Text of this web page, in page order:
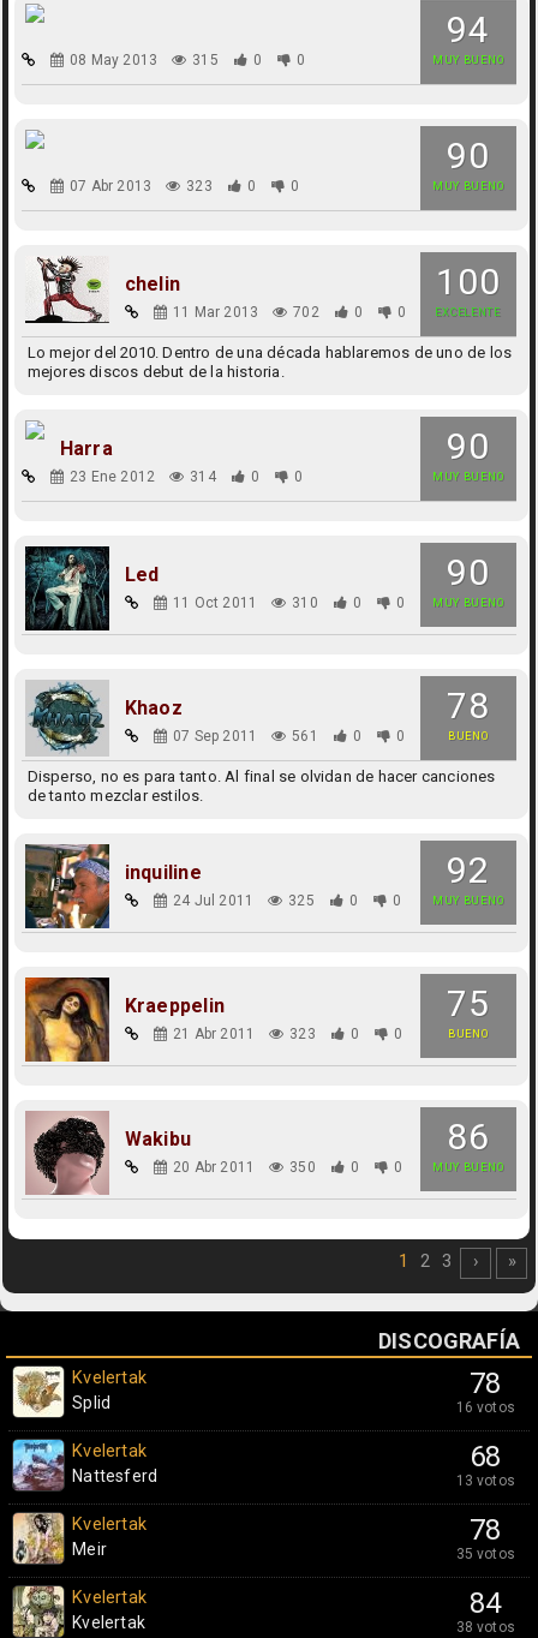
94
MUY BUENO
08 May 2013 315 0 0
90
MUY BUENO
07 Abr 2013 323 0 0
100
EXCELENTE
chelin
11 Mar 2013 702 0 0
Lo mejor del 2010. Dentro de una década hablaremos de uno de los
mejores discos debut de la historia.
90
MUY BUENO
Harra
23 Ene 2012 314 0 0
90
MUY BUENO
Led
11 Oct 2011 310 0 0
78
BUENO
Khaoz
07 Sep 2011 561 0 0
Disperso, no es para tanto. Al final se olvidan de hacer canciones
de tanto mezclar estilos.
92
MUY BUENO
inquiline
24 Jul 2011 325 0 0
75
BUENO
Kraeppelin
21 Abr 2011 323 0 0
86
MUY BUENO
Wakibu
20 Abr 2011 350 0 0
1 2 3 › »
DISCOGRAFÍA
78
16 votos
Kvelertak
Splid
68
13 votos
Kvelertak
Nattesferd
78
35 votos
Kvelertak
Meir
84
38 votos
Kvelertak
Kvelertak